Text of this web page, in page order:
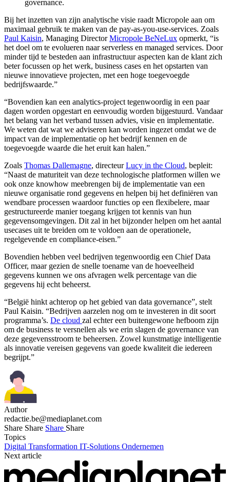
governance.
Bij het inzetten van zijn analytische visie raadt Micropole aan om
maximaal gebruik te maken van de pay-as-you-use-services. Zoals
Paul Kaisin, Managing DirectorMicropole BeNeLux opmerkt, “is
het doel om te evolueren naar serverless en managed services. Door
minder tijd te besteden aan infrastructuur aspecten kan de klant zich
beter focussen op het werk, business cases en het opstarten van
nieuwe innovatieve projecten, met een hoge toegevoegde
bedrijfswaarde.”
“Bovendien kan een analytics-project tegenwoordig in een paar
dagen worden opgestart en eenvoudig worden bijgestuurd. Vandaar
het belang van het verband tussen advies, visie en implementatie.
We weten dat wat we adviseren kan worden ingezet omdat we de
impact van de implementatie op het bedrijf kennen en de
toegevoegde waarde die het eruit kan halen.”
Zoals Thomas Dallemagne, directeurLucy in the Cloud, bepleit:
“Naast de maturiteit van deze technologische platformen willen we
ook onze knowhow meebrengen bij de implementatie van een
nieuwe organisatie rond gegevens en helpen bij het definiëren van
wendbare processen waardoor functies op een flexibelere, maar
gestructureerde manier toegang krijgen tot kennis van hun
gegevensomgevingen. Dit zal in het bijzonder helpen om het aantal
usecases uit te breiden om te voldoen aan de operationele,
regelgevende en compliance-eisen.”
Bovendien hebben veel bedrijven tegenwoordig een Chief Data
Officer, maar gezien de snelle toename van de hoeveelheid
gegevens kunnen we ons afvragen welk percentage van die
gegevens hij echt beheerst.
“België hinkt achterop op het gebied van data governance”, stelt
Paul Kaisin. “Bedrijven aarzelen nog om te investeren in dit soort
programma’s. De cloud zal echter een buitengewone hefboom zijn
om de business te versnellen als we erin slagen de governance van
deze gegevensstroom te beheersen. Zowel kunstmatige intelligentie
als innovatie vereisen gegevens van goede kwaliteit die iedereen
begrijpt.”
Author
redactie.be@mediaplanet.com
Share Share Share Share
Topics
Digital Transformation IT-Solutions Ondernemen
Next article